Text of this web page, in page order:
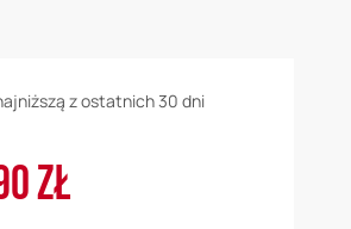
z ostatnich 30 dni
ZŁ